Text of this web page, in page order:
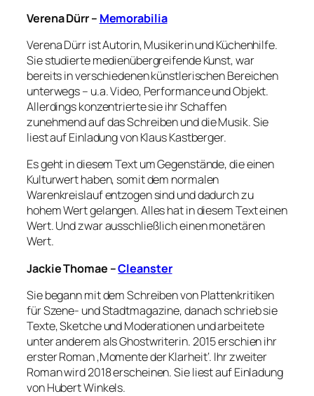
Verena Dürr – Memorabilia
Verena Dürr ist Autorin, Musikerin und Küchenhilfe.
Sie studierte medienübergreifende Kunst, war
bereits in verschiedenen künstlerischen Bereichen
unterwegs – u.a. Video, Performance und Objekt.
Allerdings konzentrierte sie ihr Schaffen
zunehmend auf das Schreiben und die Musik. Sie
liest auf Einladung von Klaus Kastberger.
Es geht in diesem Text um Gegenstände, die einen
Kulturwert haben, somit dem normalen
Warenkreislauf entzogen sind und dadurch zu
hohem Wert gelangen. Alles hat in diesem Text einen
Wert. Und zwar ausschließlich einen monetären
Wert.
Jackie Thomae –Cleanster
Sie begann mit dem Schreiben von Plattenkritiken
für Szene- und Stadtmagazine, danach schrieb sie
Texte, Sketche und Moderationen und arbeitete
unter anderem als Ghostwriterin. 2015 erschien ihr
erster Roman ‚Momente der Klarheit‘. Ihr zweiter
Roman wird 2018 erscheinen. Sie liest auf Einladung
von Hubert Winkels.